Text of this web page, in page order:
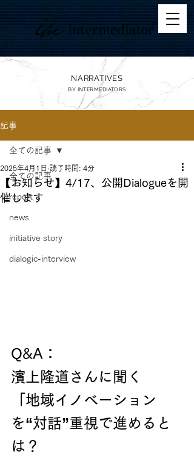
NARRATIVES
BY INTERMEDIATORS
記事
全ての記事
report
news
initiative story
dialogic-interview
全ての記事
【お知らせ】4/17、公開Dialogueを開
催します
2025年4月1日 読了時間: 4分
Q&A：
濱上隆道さんに聞く
「地域イノベーション
を“対話”重視で進めると
は？